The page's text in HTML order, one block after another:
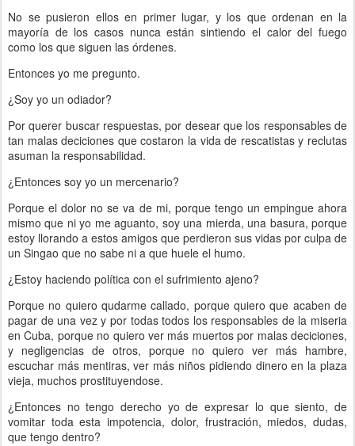
No se pusieron ellos en primer lugar, y los que ordenan en la
mayoría de los casos nunca están sintiendo el calor del fuego
como los que siguen las órdenes.
Entonces yo me pregunto.
¿Soy yo un odiador?
Por querer buscar respuestas, por desear que los responsables de
tan malas deciciones que costaron la vida de rescatistas y reclutas
asuman la responsabilidad.
¿Entonces soy yo un mercenario?
Porque el dolor no se va de mi, porque tengo un empingue ahora
mismo que ni yo me aguanto, soy una mierda, una basura, porque
estoy llorando a estos amigos que perdieron sus vidas por culpa de
un Singao que no sabe ni a que huele el humo.
¿Estoy haciendo política con el sufrimiento ajeno?
Porque no quiero qudarme callado, porque quiero que acaben de
pagar de una vez y por todas todos los responsables de la miseria
en Cuba, porque no quiero ver más muertos por malas deciciones,
y negligencias de otros, porque no quiero ver más hambre,
escuchar más mentiras, ver más niños pidiendo dinero en la plaza
vieja, muchos prostituyendose.
¿Entonces no tengo derecho yo de expresar lo que siento, de
vomitar toda esta impotencia, dolor, frustración, miedos, dudas,
que tengo dentro?